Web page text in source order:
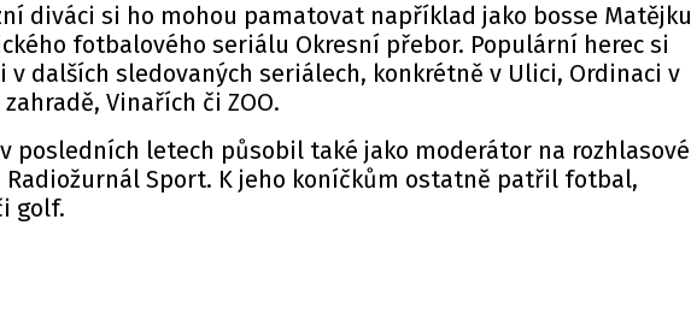
diváci si ho mohou pamatovat například jako bosse Matějku
fotbalového seriálu Okresní přebor. Populární herec si
v dalších sledovaných seriálech, konkrétně v Ulici, Ordinaci v
Vinařích či ZOO.
posledních letech působil také jako moderátor na rozhlasové
Sport. K jeho koníčkům ostatně patřil fotbal,
golf.